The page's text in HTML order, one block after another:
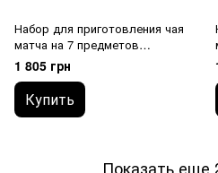
Набор для приготовления чая
матча на 7 предметов
Аmaranth Scar
1 805 грн
Купить
Показать еще